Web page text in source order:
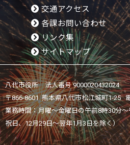
交通アクセス
各課お問い合わせ
リンク集
サイトマップ
八代市役所 法人番号 9000020432024
〒866-8601 熊本県八代市松江城町1-25
業務時間：月曜～金曜日の午前8時30分
祝日、12月29日～翌年1月3日を除く）